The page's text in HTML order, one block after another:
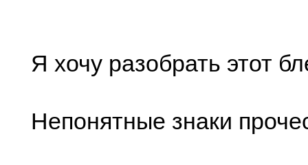
Я хочу разобрать этот
Непонятные знаки